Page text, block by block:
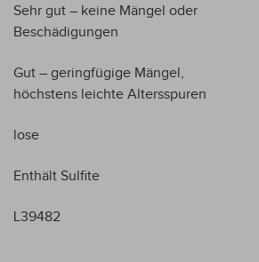
Sehr gut – keine Mängel oder
Beschädigungen
Gut – geringfügige Mängel,
höchstens leichte Altersspuren
lose
Enthält Sulfite
L39482